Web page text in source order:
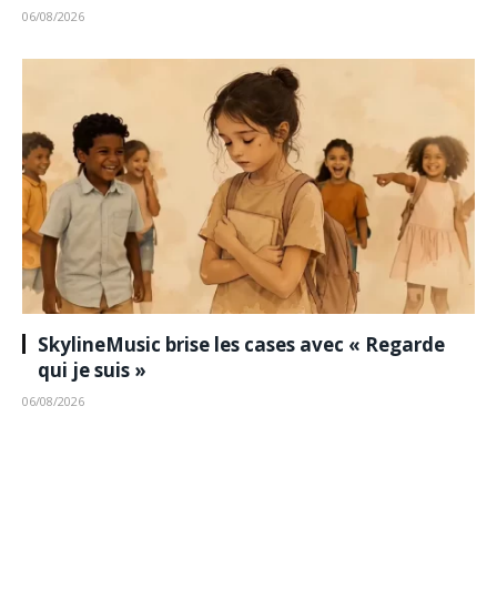
06/08/2026
SkylineMusic brise les cases avec « Regarde
qui je suis »
06/08/2026